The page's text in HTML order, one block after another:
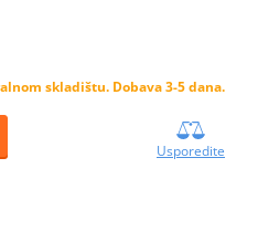
skladištu. Dobava 3-5 dana.
Usporedite